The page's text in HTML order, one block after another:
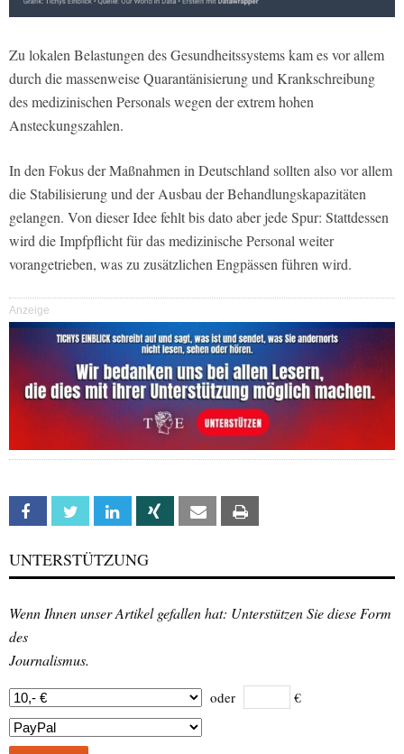
Zu lokalen Belastungen des Gesundheitssystems kam es vor allem
durch die massenweise Quarantänisierung und Krankschreibung
des medizinischen Personals wegen der extrem hohen
Ansteckungszahlen.
In den Fokus der Maßnahmen in Deutschland sollten also vor allem
die Stabilisierung und der Ausbau der Behandlungskapazitäten
gelangen. Von dieser Idee fehlt bis dato aber jede Spur: Stattdessen
wird die Impfpflicht für das medizinische Personal weiter
vorangetrieben, was zu zusätzlichen Engpässen führen wird.
Anzeige
Facebook Twitter Linkedin Xing Email
UNTERSTÜTZUNG
Wenn Ihnen unser Artikel gefallen hat: Unterstützen Sie diese Form
des
Journalismus.
oder €